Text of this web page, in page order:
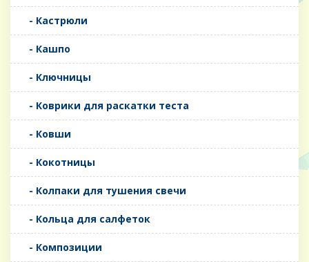
- Кастрюли
- Кашпо
- Ключницы
- Коврики для раскатки теста
- Ковши
- Кокотницы
- Колпаки для тушения свечи
- Кольца для салфеток
- Композиции